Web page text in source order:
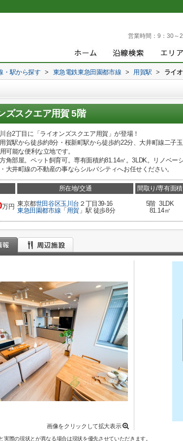
営業時間： 9：30～
・駅から探す > 東急電鉄東急田園都市線 > 用賀駅 > ライ
ズスクエア用賀 5階
台2丁目に「ライオンズスクエア用賀」が登場！
賀駅から徒歩約8分・桜新町駅から徒歩約22分、大井町線二子
可能な便利な立地です。
角部屋。ペット飼育可。専有面積約81.14㎡。3LDK。リノベー
大井町線の不動産の事ならシルバシティへお任せください。
万円
所在地/交通
東京都世田谷区玉川台 ２丁目39-16
東急田園都市線 「 用賀 」駅 徒歩8分
間取り/専有面積
5階 3LDK
81.14㎡
画像をクリックして拡大表示
実際の現状とが異なる場合は現状を優先させていただきます。